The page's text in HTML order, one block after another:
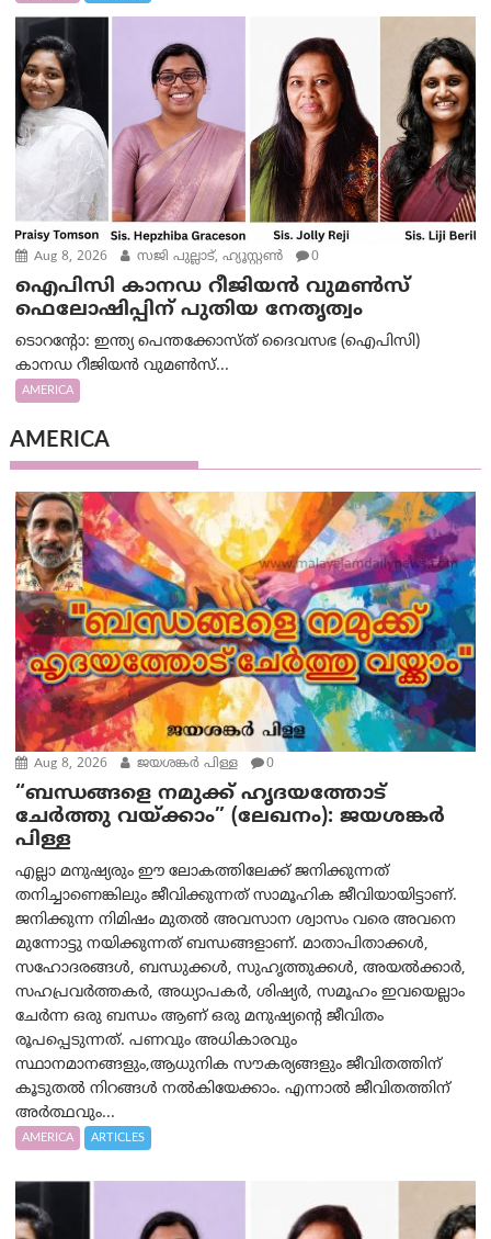
Aug 8, 2026 സജി പുല്ലാട്, ഹ്യൂസ്റ്റൺ 0
ഐപിസി കാനഡ റീജിയൻ വുമൺസ്
ഫെലോഷിപ്പിന് പുതിയ നേതൃത്വം
ടൊറന്റോ: ഇന്ത്യ പെന്തക്കോസ്ത് ദൈവസഭ (ഐപിസി)
കാനഡ റീജിയൻ വുമൺസ്...
AMERICA
AMERICA
Aug 8, 2026 ജയശങ്കര്‍ പിള്ള 0
“ബന്ധങ്ങളെ നമുക്ക് ഹൃദയത്തോട്
ചേർത്തു വയ്ക്കാം” (ലേഖനം): ജയശങ്കര്‍
പിള്ള
എല്ലാ മനുഷ്യരും ഈ ലോകത്തിലേക്ക് ജനിക്കുന്നത്
തനിച്ചാണെങ്കിലും ജീവിക്കുന്നത് സാമൂഹിക ജീവിയായിട്ടാണ്.
ജനിക്കുന്ന നിമിഷം മുതൽ അവസാന ശ്വാസം വരെ അവനെ
മുന്നോട്ടു നയിക്കുന്നത് ബന്ധങ്ങളാണ്. മാതാപിതാക്കൾ,
സഹോദരങ്ങൾ, ബന്ധുക്കൾ, സുഹൃത്തുക്കൾ, അയൽക്കാർ,
സഹപ്രവർത്തകർ, അധ്യാപകർ, ശിഷ്യർ, സമൂഹം ഇവയെല്ലാം
ചേർന്ന ഒരു ബന്ധം ആണ് ഒരു മനുഷ്യന്റെ ജീവിതം
രൂപപ്പെടുന്നത്. പണവും അധികാരവും
സ്ഥാനമാനങ്ങളും,ആധുനിക സൗകര്യങ്ങളും ജീവിതത്തിന്
കൂടുതൽ നിറങ്ങൾ നൽകിയേക്കാം. എന്നാൽ ജീവിതത്തിന്
അർത്ഥവും...
AMERICA ARTICLES